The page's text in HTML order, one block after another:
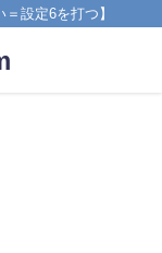
設定6を打つ】